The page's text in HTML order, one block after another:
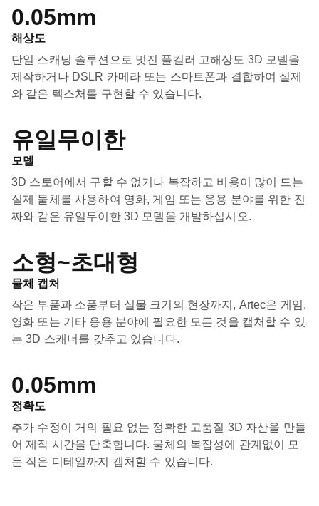
0.05mm
해상도
단일 스캐닝 솔루션으로 멋진 풀컬러 고해상도 3D 모델을
제작하거나 DSLR 카메라 또는 스마트폰과 결합하여 실제
와 같은 텍스처를 구현할 수 있습니다.
유일무이한
모델
3D 스토어에서 구할 수 없거나 복잡하고 비용이 많이 드는
실제 물체를 사용하여 영화, 게임 또는 응용 분야를 위한 진
짜와 같은 유일무이한 3D 모델을 개발하십시오.
소형~초대형
물체 캡처
작은 부품과 소품부터 실물 크기의 현장까지, Artec은 게임,
영화 또는 기타 응용 분야에 필요한 모든 것을 캡처할 수 있
는 3D 스캐너를 갖추고 있습니다.
0.05mm
정확도
추가 수정이 거의 필요 없는 정확한 고품질 3D 자산을 만들
어 제작 시간을 단축합니다. 물체의 복잡성에 관계없이 모
든 작은 디테일까지 캡처할 수 있습니다.